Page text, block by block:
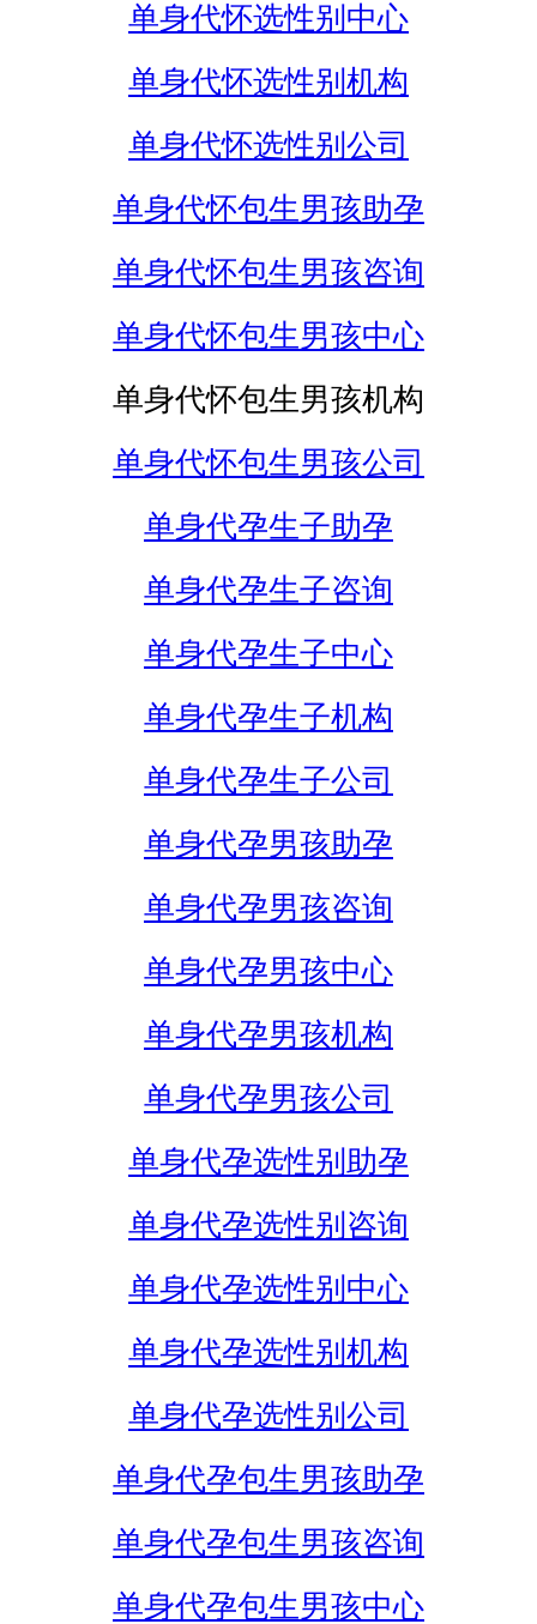
单身代怀选性别中心
单身代怀选性别机构
单身代怀选性别公司
单身代怀包生男孩助孕
单身代怀包生男孩咨询
单身代怀包生男孩中心
单身代怀包生男孩机构
单身代怀包生男孩公司
单身代孕生子助孕
单身代孕生子咨询
单身代孕生子中心
单身代孕生子机构
单身代孕生子公司
单身代孕男孩助孕
单身代孕男孩咨询
单身代孕男孩中心
单身代孕男孩机构
单身代孕男孩公司
单身代孕选性别助孕
单身代孕选性别咨询
单身代孕选性别中心
单身代孕选性别机构
单身代孕选性别公司
单身代孕包生男孩助孕
单身代孕包生男孩咨询
单身代孕包生男孩中心